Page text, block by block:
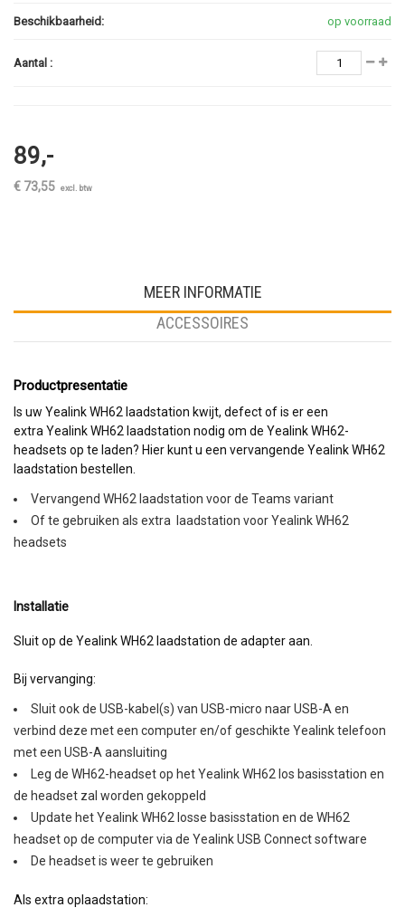
Beschikbaarheid: op voorraad
Aantal :
89,-
€ 73,55 excl. btw
MEER INFORMATIE
ACCESSOIRES
Productpresentatie
Is uw Yealink WH62 laadstation kwijt, defect of is er een
extra Yealink WH62 laadstation nodig om de Yealink WH62-
headsets op te laden? Hier kunt u een vervangende Yealink WH62
laadstation bestellen.
Vervangend WH62 laadstation voor de Teams variant
Of te gebruiken als extra laadstation voor Yealink WH62
headsets
Installatie
Sluit op de Yealink WH62 laadstation de adapter aan.
Bij vervanging:
Sluit ook de USB-kabel(s) van USB-micro naar USB-A en
verbind deze met een computer en/of geschikte Yealink telefoon
met een USB-A aansluiting
Leg de WH62-headset op het Yealink WH62 los basisstation en
de headset zal worden gekoppeld
Update het Yealink WH62 losse basisstation en de WH62
headset op de computer via de Yealink USB Connect software
De headset is weer te gebruiken
Als extra oplaadstation: